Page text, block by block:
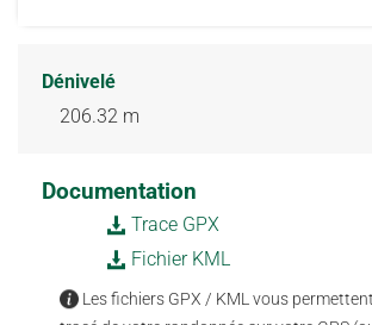
Dénivelé
206.32 m
Documentation
Trace GPX
Fichier KML
Les fichiers GPX / KML vous